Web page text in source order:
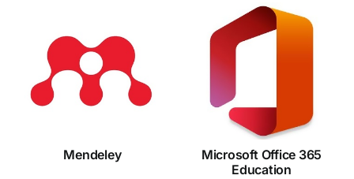
Mendeley
Mendeley
Microsoft
Office 365
Education
Microsoft Office 365
Education